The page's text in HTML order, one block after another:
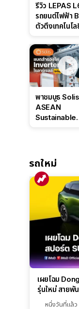
รีวิว LEPAS
รถยนต์ไฟฟ้า
ตัวตึงเทคโนโล
ล่างหนึบ ลุ้นรา
แสนต้น
พาชมบูธ
ASEAN
Sustainable
IntelliHouse แ
EverCORE โซ
ESS ครบวงจร
รถใหม่
เผยโฉม
รุ่นใหม่ สายพั
หนึ่งวันที่แล้ว